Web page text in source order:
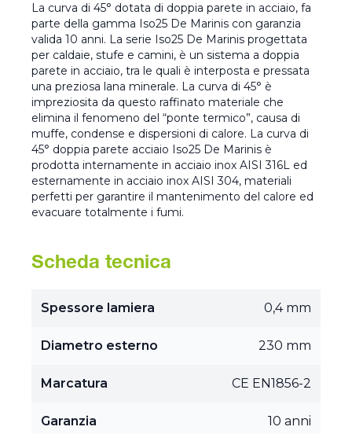
La curva di 45° dotata di doppia parete in acciaio, fa
parte della gamma Iso25 De Marinis con garanzia
valida 10 anni. La serie Iso25 De Marinis progettata
per caldaie, stufe e camini, è un sistema a doppia
parete in acciaio, tra le quali è interposta e pressata
una preziosa lana minerale. La curva di 45° è
impreziosita da questo raffinato materiale che
elimina il fenomeno del “ponte termico”, causa di
muffe, condense e dispersioni di calore. La curva di
45° doppia parete acciaio Iso25 De Marinis è
prodotta internamente in acciaio inox AISI 316L ed
esternamente in acciaio inox AISI 304, materiali
perfetti per garantire il mantenimento del calore ed
evacuare totalmente i fumi.
Scheda tecnica
Spessore lamiera 0,4 mm
Diametro esterno 230 mm
Marcatura CE EN1856-2
Garanzia 10 anni